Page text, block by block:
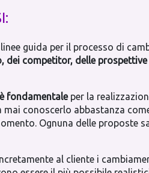
guida per il processo di
dei competitor, delle
fondamentaleper la
conoscerlo abbastanza
Ognuna delle proposte
al cliente i